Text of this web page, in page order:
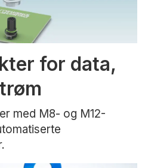
for data,
med M8- og M12-